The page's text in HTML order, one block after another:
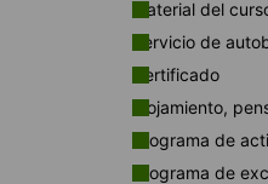
Material del
Servicio de
Certificado
Alojamiento,
Programa de
Programa de